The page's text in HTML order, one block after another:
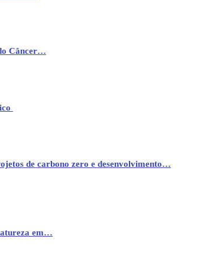
Câncer…
de carbono zero e desenvolvimento…
em…